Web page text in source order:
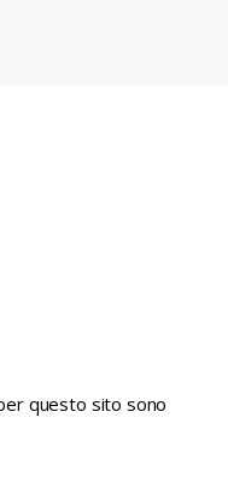
questo sito sono